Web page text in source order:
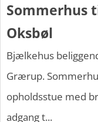
Sommerhus
Oksbøl
Bjælkehus
Grærup.
opholdsstue med
adgang t...